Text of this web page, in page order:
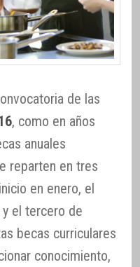
de las
, como en años
anuales
reparten en tres
en enero, el
el tercero de
becas curriculares
conocimiento,